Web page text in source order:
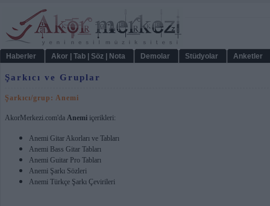
Haberler Akor | Tab | Söz | Nota Demolar Stüdyolar Anketler
Şarkıcı ve Gruplar
Şarkıcı/grup: Anemi
AkorMerkezi.com'da Anemi içerikleri:
Anemi Gitar Akorları ve Tabları
Anemi Bass Gitar Tabları
Anemi Guitar Pro Tabları
Anemi Şarkı Sözleri
Anemi Türkçe Şarkı Çevirileri